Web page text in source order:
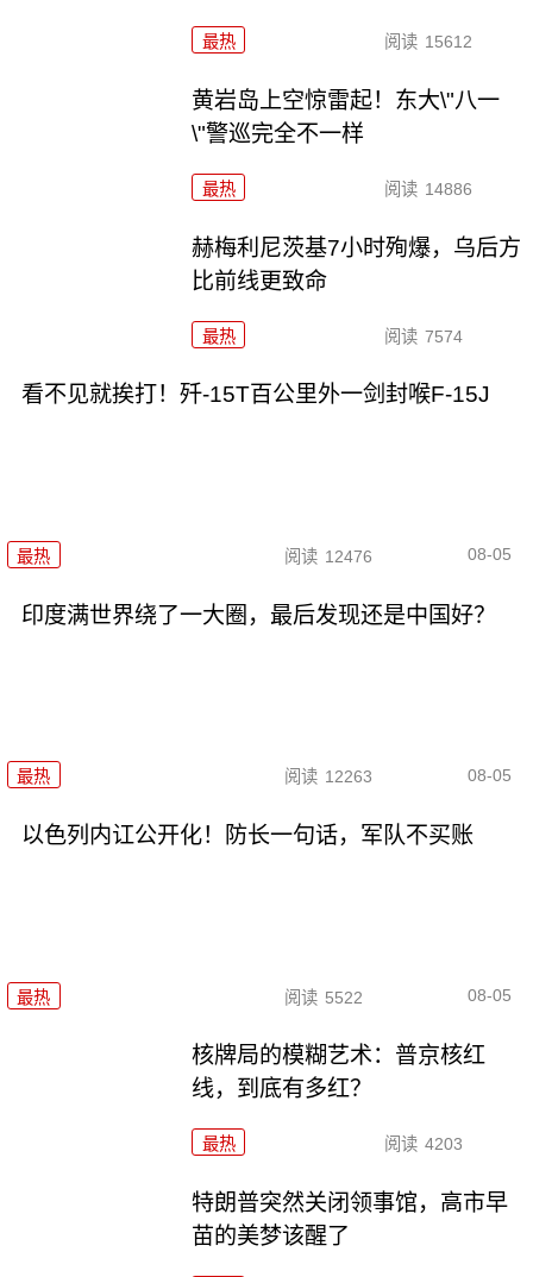
最热 阅读 15612
黄岩岛上空惊雷起！东大\"八一
\"警巡完全不一样
最热 阅读 14886
赫梅利尼茨基7小时殉爆，乌后方
比前线更致命
最热 阅读 7574
看不见就挨打！歼-15T百公里外一剑封喉F-15J
最热 阅读 12476 08-05
印度满世界绕了一大圈，最后发现还是中国好？
最热 阅读 12263 08-05
以色列内讧公开化！防长一句话，军队不买账
最热 阅读 5522 08-05
核牌局的模糊艺术：普京核红
线，到底有多红？
最热 阅读 4203
特朗普突然关闭领事馆，高市早
苗的美梦该醒了